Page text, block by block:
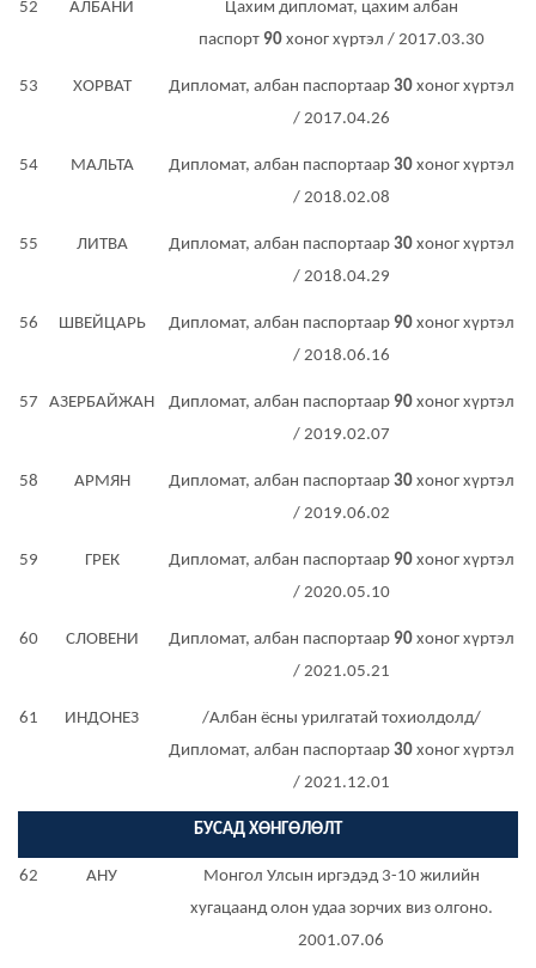
52 АЛБАНИ
Цахим дипломат, цахим албан
паспорт 90хоног хүртэл / 2017.03.30
53 ХОРВАТ Дипломат, албан паспортаар 30хоног хүртэл
/ 2017.04.26
54 МАЛЬТА Дипломат, албан паспортаар 30хоног хүртэл
/ 2018.02.08
55 ЛИТВА Дипломат, албан паспортаар 30хоног хүртэл
/ 2018.04.29
56 ШВЕЙЦАРЬ Дипломат, албан паспортаар 90хоног хүртэл
/ 2018.06.16
57 АЗЕРБАЙЖАН Дипломат, албан паспортаар 90хоног хүртэл
/ 2019.02.07
58 АРМЯН Дипломат, албан паспортаар 30хоног хүртэл
/ 2019.06.02
59 ГРЕК Дипломат, албан паспортаар 90хоног хүртэл
/ 2020.05.10
60 СЛОВЕНИ Дипломат, албан паспортаар 90хоног хүртэл
/ 2021.05.21
61 ИНДОНЕЗ
/Албан ёсны урилгатай тохиолдолд/
Дипломат, албан паспортаар 30 хоног хүртэл
/ 2021.12.01
БУСАД ХӨНГӨЛӨЛТ
62 АНУ
Монгол Улсын иргэдэд 3-10 жилийн
хугацаанд олон удаа зорчих виз олгоно.
2001.07.06